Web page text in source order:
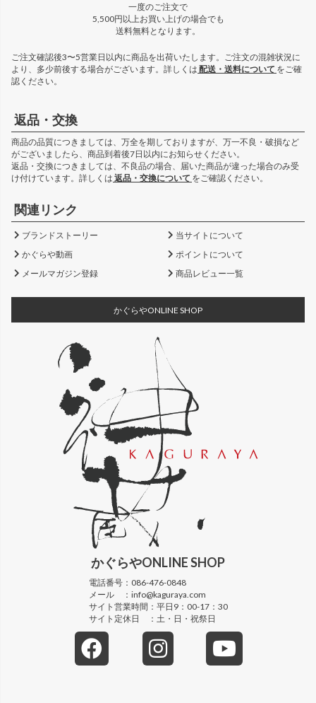
一度のご注文で
5,500円以上お買い上げの場合でも
送料無料となります。
ご注文確認後3〜5営業日以内に商品を出荷いたします。ご注文の混雑状況に
より、多少前後する場合がございます。詳しくは 配送・送料について をご確
認ください。
返品・交換
商品の品質につきましては、万全を期しておりますが、万一不良・破損など
がございましたら、商品到着後7日以内にお知らせください。
返品・交換につきましては、不良品の場合、届いた商品が違った場合のみ受
け付けています。詳しくは 返品・交換について をご確認ください。
関連リンク
ブランドストーリー
当サイトについて
かぐらや動画
ポイントについて
メールマガジン登録
商品レビュー一覧
かぐらやONLINE SHOP
かぐらやONLINE SHOP
電話番号： 086-476-0848
メール ： info@kaguraya.com
サイト営業時間： 平日9：00-17：30
サイト定休日 ： 土・日・祝祭日